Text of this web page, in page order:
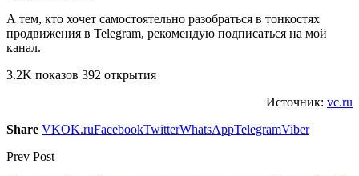
А тем, кто хочет самостоятельно разобраться в тонкостях
продвижения в Telegram, рекомендую подписаться на мой
канал.
3.2K показов 392 открытия
Источник: vc.ru
Share VKOK.ruFacebookTwitterWhatsAppTelegramViber
Prev Post